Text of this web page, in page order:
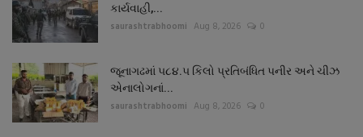
કાર્યવાહી,...
saurashtrabhoomi Aug 8, 2026 0
જૂનાગઢમાં ૫૮૪.૫ કિલો પ્રતિબંધિત પનીર અને ચીઝ
એનાલોગનાં...
saurashtrabhoomi Aug 8, 2026 0